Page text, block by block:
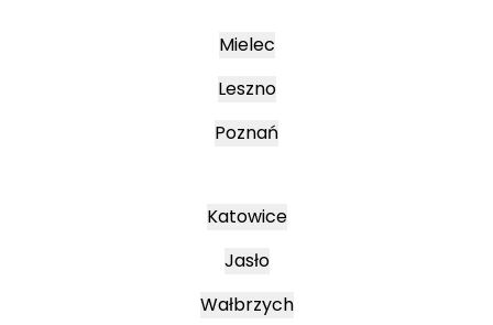
Mielec
Leszno
Poznań
Katowice
Jasło
Wałbrzych